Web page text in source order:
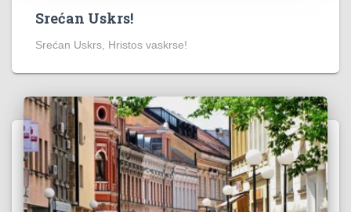
Srećan Uskrs!
Srećan Uskrs, Hristos vaskrse!